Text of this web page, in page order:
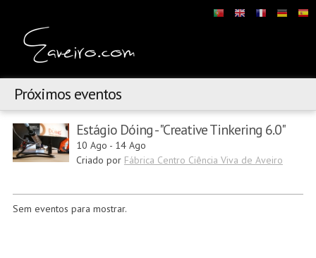
Próximos eventos
Estágio Dóing - "Creative Tinkering 6.0"
10 Ago - 14 Ago
Criado por Fábrica Centro Ciência Viva de Aveiro
Sem eventos para mostrar.